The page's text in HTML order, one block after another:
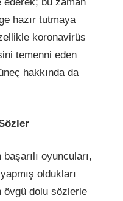
bu zaman
hazır tutmaya
koronavirüs
temenni eden
hakkında da
başarılı oyuncuları,
oldukları
övgü dolu sözlerle